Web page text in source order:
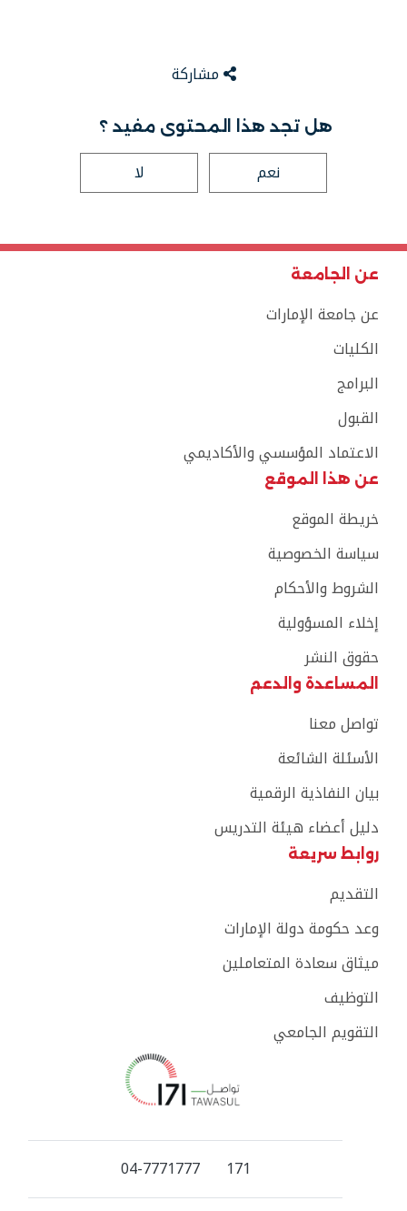
مشاركة
هل تجد هذا المحتوى مفيد ؟
نعم لا
عن الجامعة
عن جامعة الإمارات
الكليات
البرامج
القبول
الاعتماد المؤسسي والأكاديمي
عن هذا الموقع
خريطة الموقع
سياسة الخصوصية
الشروط والأحكام
إخلاء المسؤولية
حقوق النشر
المساعدة والدعم
تواصل معنا
الأسئلة الشائعة
بيان النفاذية الرقمية
دليل أعضاء هيئة التدريس
روابط سريعة
التقديم
وعد حكومة دولة الإمارات
ميثاق سعادة المتعاملين
التوظيف
التقويم الجامعي
171
04-7771777